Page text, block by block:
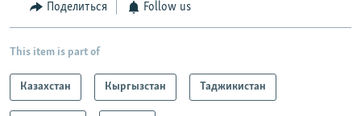
Поделиться Follow us
This item is part of
Казахстан Кыргызстан Таджикистан